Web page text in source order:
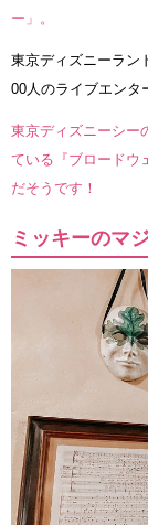
ー」。
東京ディズニーラン
00人のライブエンタ
東京ディズニーシー
ている『ブロードウ
だそうです！
ミッキーのマ